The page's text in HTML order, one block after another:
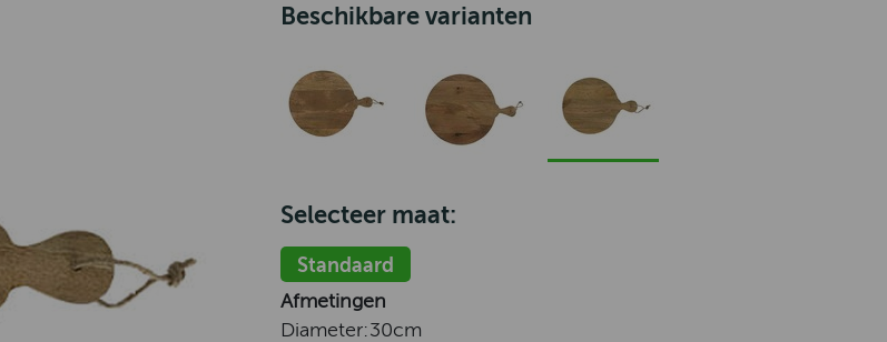
Beschikbare varianten
Selecteer maat:
Standaard
Afmetingen
Diameter:30cm